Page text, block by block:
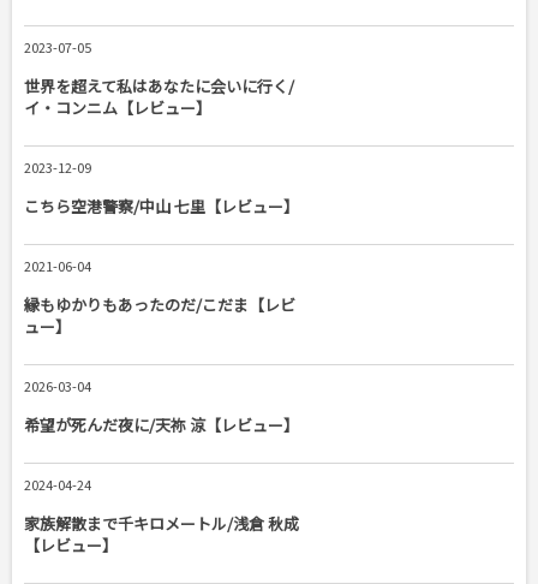
2023-07-05
世界を超えて私はあなたに会いに行く/
イ・コンニム【レビュー】
2023-12-09
こちら空港警察/中山 七里【レビュー】
2021-06-04
縁もゆかりもあったのだ/こだま【レビ
ュー】
2026-03-04
希望が死んだ夜に/天祢 涼【レビュー】
2024-04-24
家族解散まで千キロメートル/浅倉 秋成
【レビュー】